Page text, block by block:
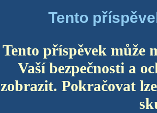
Tento
Tento příspěvek může
Vaší bezpečnosti a
zobrazit. Pokračovat